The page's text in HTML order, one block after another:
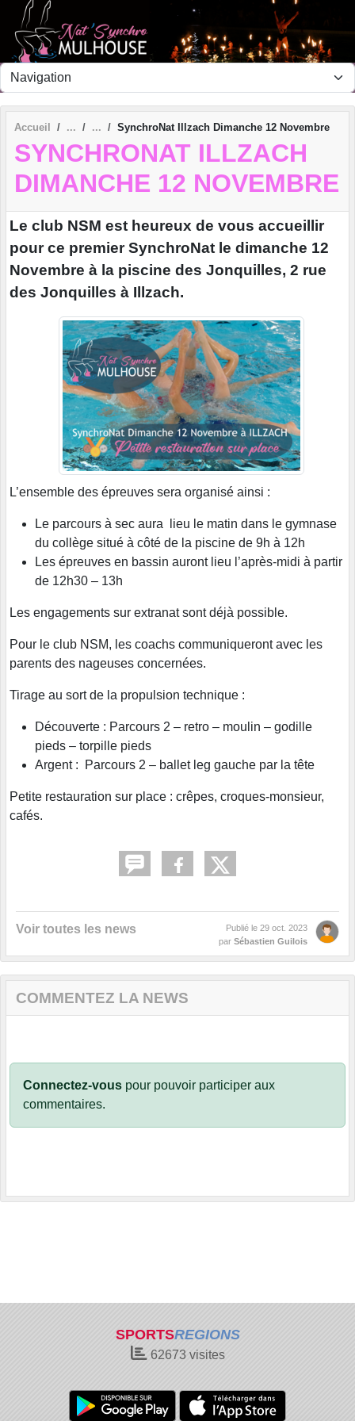
Accueil SynchroNat Illzach Dimanche 12 Novembre
SYNCHRONAT ILLZACH
DIMANCHE 12 NOVEMBRE
Le club NSM est heureux de vous accueillir
pour ce premier SynchroNat le dimanche 12
Novembre à la piscine des Jonquilles, 2 rue
des Jonquilles à Illzach.
L’ensemble des épreuves sera organisé ainsi :
Le parcours à sec aura lieu le matin dans le gymnase
du collège situé à côté de la piscine de 9h à 12h
Les épreuves en bassin auront lieu l’après-midi à partir
de 12h30 – 13h
Les engagements sur extranat sont déjà possible.
Pour le club NSM, les coachs communiqueront avec les
parents des nageuses concernées.
Tirage au sort de la propulsion technique :
Découverte : Parcours 2 – retro – moulin – godille
pieds – torpille pieds
Argent : Parcours 2 – ballet leg gauche par la tête
Petite restauration sur place : crêpes, croques-monsieur,
cafés.
Voir toutes les news Publié le 29 oct. 2023
par Sébastien Guilois
COMMENTEZ LA NEWS
Connectez-vous pour pouvoir participer aux
commentaires.
SPORTSREGIONS
62673visites
Panneau de gestion des cookies